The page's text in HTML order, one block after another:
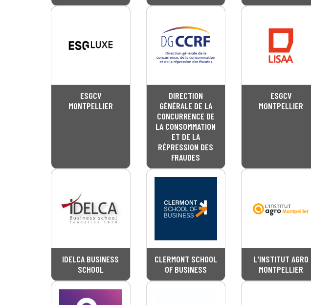
ESGCV
MONTPELLIER
DIRECTION
GÉNÉRALE DE LA
CONCURRENCE DE
LA CONSOMMATION
ET DE LA
RÉPRESSION DES
FRAUDES
ESGCV
MONTPELLIER
IDELCA BUSINESS
SCHOOL
CLERMONT SCHOOL
OF BUSINESS
L'INSTITUT AGRO
MONTPELLIER